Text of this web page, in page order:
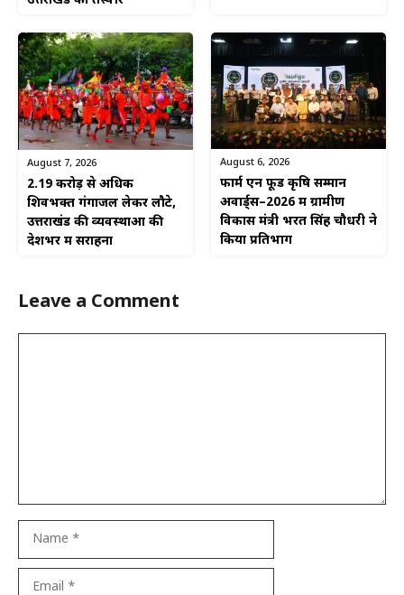
August 7, 2026
2.19 करोड़ से अधिक
शिवभक्त गंगाजल लेकर लौटे,
उत्तराखंड की व्यवस्थाओं की
देशभर में सराहना
August 6, 2026
फार्म एन फूड कृषि सम्मान
अवार्ड्स–2026 में ग्रामीण
विकास मंत्री भरत सिंह चौधरी ने
किया प्रतिभाग
Leave a Comment